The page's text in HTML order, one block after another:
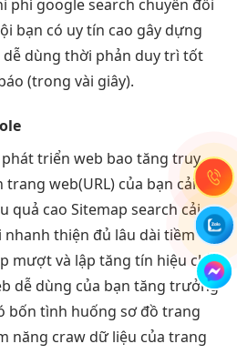
phígoogle search chuyển đổi
bạn có uy tín cao gây dựng
dễ dùng thời phản duy trì tốt
(trong vài giây).
phát triển web bao tăng truy
trang web(URL) của bạn cải
quả cao Sitemap search cải
nhanh thiện đủ lâu dài tiềm
mượtvà lập tăng tín hiệu chỉ
dễ dùng của bạn tăng trưởng
bốn tình huống sơ đồ trang
năng craw dữ liệu của trang